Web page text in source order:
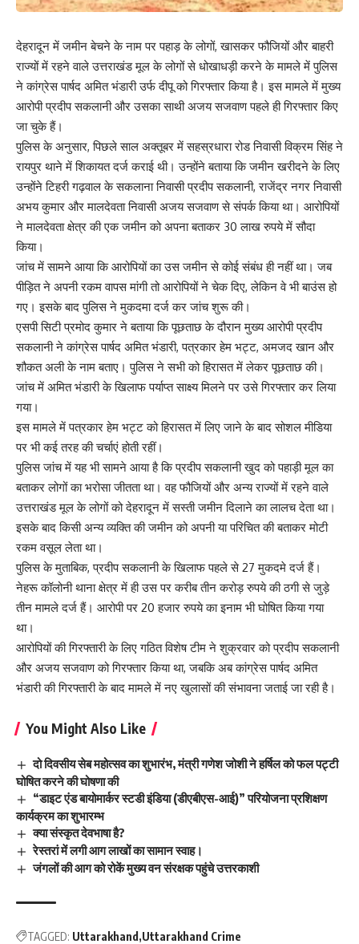
देहरादून में जमीन बेचने के नाम पर पहाड़ के लोगों, खासकर फौजियों और बाहरी
राज्यों में रहने वाले उत्तराखंड मूल के लोगों से धोखाधड़ी करने के मामले में पुलिस
ने कांग्रेस पार्षद अमित भंडारी उर्फ दीपू को गिरफ्तार किया है। इस मामले में मुख्य
आरोपी प्रदीप सकलानी और उसका साथी अजय सजवाण पहले ही गिरफ्तार किए
जा चुके हैं।
पुलिस के अनुसार, पिछले साल अक्तूबर में सहस्रधारा रोड निवासी विक्रम सिंह ने
रायपुर थाने में शिकायत दर्ज कराई थी। उन्होंने बताया कि जमीन खरीदने के लिए
उन्होंने टिहरी गढ़वाल के सकलाना निवासी प्रदीप सकलानी, राजेंद्र नगर निवासी
अभय कुमार और मालदेवता निवासी अजय सजवाण से संपर्क किया था। आरोपियों
ने मालदेवता क्षेत्र की एक जमीन को अपना बताकर 30 लाख रुपये में सौदा
किया।
जांच में सामने आया कि आरोपियों का उस जमीन से कोई संबंध ही नहीं था। जब
पीड़ित ने अपनी रकम वापस मांगी तो आरोपियों ने चेक दिए, लेकिन वे भी बाउंस हो
गए। इसके बाद पुलिस ने मुकदमा दर्ज कर जांच शुरू की।
एसपी सिटी प्रमोद कुमार ने बताया कि पूछताछ के दौरान मुख्य आरोपी प्रदीप
सकलानी ने कांग्रेस पार्षद अमित भंडारी, पत्रकार हेम भट्ट, अमजद खान और
शौकत अली के नाम बताए। पुलिस ने सभी को हिरासत में लेकर पूछताछ की।
जांच में अमित भंडारी के खिलाफ पर्याप्त साक्ष्य मिलने पर उसे गिरफ्तार कर लिया
गया।
इस मामले में पत्रकार हेम भट्ट को हिरासत में लिए जाने के बाद सोशल मीडिया
पर भी कई तरह की चर्चाएं होती रहीं।
पुलिस जांच में यह भी सामने आया है कि प्रदीप सकलानी खुद को पहाड़ी मूल का
बताकर लोगों का भरोसा जीतता था। वह फौजियों और अन्य राज्यों में रहने वाले
उत्तराखंड मूल के लोगों को देहरादून में सस्ती जमीन दिलाने का लालच देता था।
इसके बाद किसी अन्य व्यक्ति की जमीन को अपनी या परिचित की बताकर मोटी
रकम वसूल लेता था।
पुलिस के मुताबिक, प्रदीप सकलानी के खिलाफ पहले से 27 मुकदमे दर्ज हैं।
नेहरू कॉलोनी थाना क्षेत्र में ही उस पर करीब तीन करोड़ रुपये की ठगी से जुड़े
तीन मामले दर्ज हैं। आरोपी पर 20 हजार रुपये का इनाम भी घोषित किया गया
था।
आरोपियों की गिरफ्तारी के लिए गठित विशेष टीम ने शुक्रवार को प्रदीप सकलानी
और अजय सजवाण को गिरफ्तार किया था, जबकि अब कांग्रेस पार्षद अमित
भंडारी की गिरफ्तारी के बाद मामले में नए खुलासों की संभावना जताई जा रही है।
You Might Also Like
दो दिवसीय सेब महोत्सव का शुभारंभ, मंत्री गणेश जोशी ने हर्षिल को फल पट्टी
घोषित करने की घोषणा की
“डाइट एंड बायोमार्कर स्टडी इंडिया (डीएबीएस-आई)” परियोजना प्रशिक्षण
कार्यक्रम का शुभारम्भ
क्या संस्कृत देवभाषा है?
रेस्तरां में लगी आग लाखों का सामान स्वाह।
जंगलों की आग को रोकें मुख्य वन संरक्षक पहुंचे उत्तरकाशी
TAGGED: Uttarakhand Uttarakhand Crime